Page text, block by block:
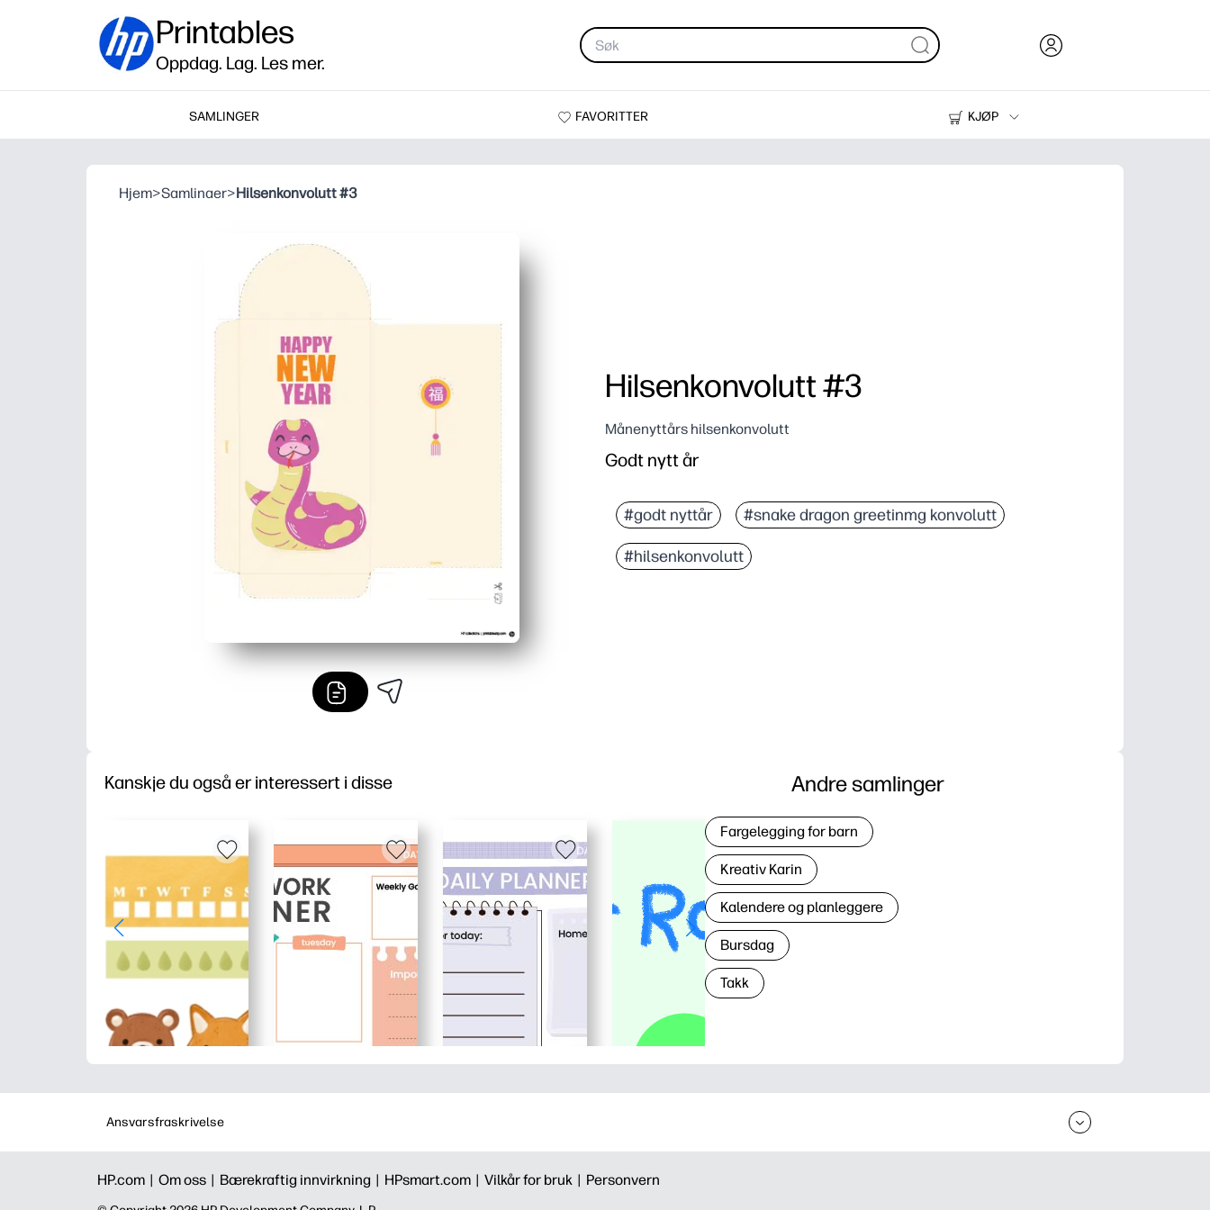
Printables
Oppdag. Lag. Les mer.
SAMLINGER FAVORITTER
KJØP
Skrivere
Hjem>Samlinaer>Hilsenkonvolutt #3
Hilsenkonvolutt #3
Månenyttårs hilsenkonvolutt
Godt nytt år
#godt nyttår #snake dragon greetinmg konvolutt
#hilsenkonvolutt
Kanskje du også er interessert i disse Andre samlinger
Fargelegging for barn
Kreativ Karin
Kalendere og planleggere
Bursdag
Takk
Ansvarsfraskrivelse
HP.com | Om oss | Bærekraftig innvirkning | HPsmart.com | Vilkår for bruk | Personvern